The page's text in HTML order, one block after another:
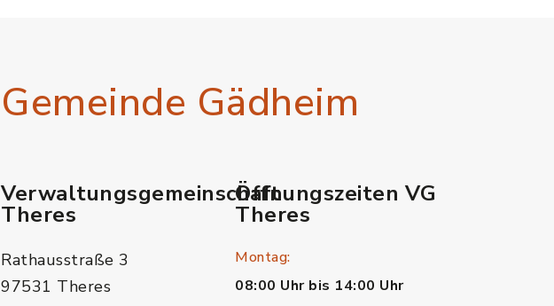
Gemeinde Gädheim
Verwaltungsgemeinschaft
Theres
Rathausstraße 3
97531 Theres
Öffnungszeiten VG
Theres
Montag:
08:00 Uhr bis 14:00 Uhr